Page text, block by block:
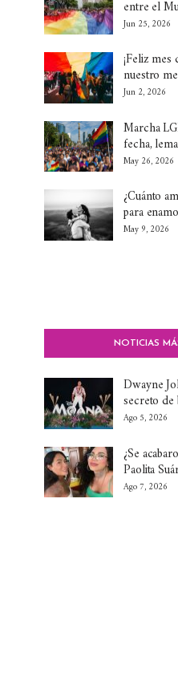
entre el
Jun 25, 2026
¡Feliz
nuestro
Jun 2, 2026
Marcha
fecha,
May 26, 2026
¿Cuánto
para
May 9, 2026
NOTICIAS
Dwayne
secreto de
Ago 5, 2026
¿Se
Paolita
Ago 7, 2026